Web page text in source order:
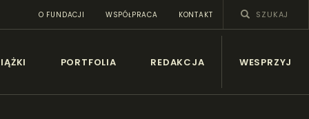
O FUNDACJI WSPÓŁPRACA KONTAKT
PORTFOLIA REDAKCJA WESPRZYJ